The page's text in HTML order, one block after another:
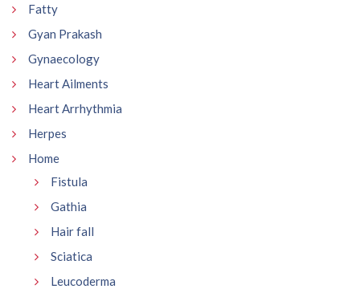
Fatty
Gyan Prakash
Gynaecology
Heart Ailments
Heart Arrhythmia
Herpes
Home
Fistula
Gathia
Hair fall
Sciatica
Leucoderma